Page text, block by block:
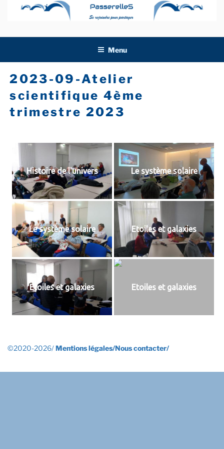
Menu
2023-09-Atelier
scientifique 4ème
trimestre 2023
Histoire de l'univers Le système solaire
Le système solaire Etoiles et galaxies
Etoiles et galaxies Etoiles et galaxies
©2020-2026/Mentions légales/Nous contacter/